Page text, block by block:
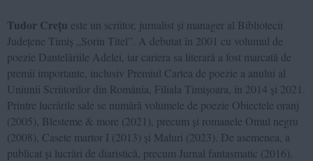
Tudor Crețu este un scriitor, jurnalist și manager al Bibliotecii
Județene Timiș „Sorin Titel”. A debutat în 2001 cu volumul de
poezie Dantelăriile Adelei, iar cariera sa literară a fost marcată de
premii importante, inclusiv Premiul Cartea de poezie a anului al
Uniunii Scriitorilor din România, Filiala Timișoara, în 2014 și 2021.
Printre lucrările sale se numără volumele de poezie Obiectele oranj
(2005), Blesteme & more (2021), precum și romanele Omul negru
(2008), Casete martor I (2013) și Maluri (2023). De asemenea, a
publicat și lucrări de diaristică, precum Jurnal fantasmatic (2016).